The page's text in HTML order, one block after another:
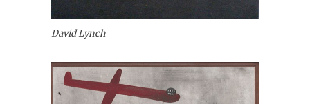
David Lynch